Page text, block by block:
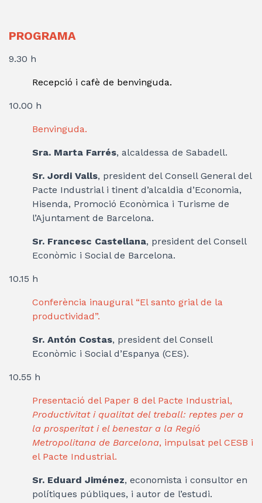
PROGRAMA
9.30 h
Recepció i cafè de benvinguda.
10.00 h
Benvinguda.
Sra. Marta Farrés, alcaldessa de Sabadell.
Sr. Jordi Valls, president del Consell General del
Pacte Industrial i tinent d’alcaldia d’Economia,
Hisenda, Promoció Econòmica i Turisme de
l’Ajuntament de Barcelona.
Sr. Francesc Castellana, president del Consell
Econòmic i Social de Barcelona.
10.15 h
Conferència inaugural “El santo grial de la
productividad”.
Sr. Antón Costas, president del Consell
Econòmic i Social d’Espanya (CES).
10.55 h
Presentació del Paper 8 del Pacte Industrial,
Productivitat i qualitat del treball: reptes per a
la prosperitat i el benestar a la Regió
Metropolitana de Barcelona, impulsat pel CESB i
el Pacte Industrial.
Sr. Eduard Jiménez, economista i consultor en
polítiques públiques, i autor de l’estudi.